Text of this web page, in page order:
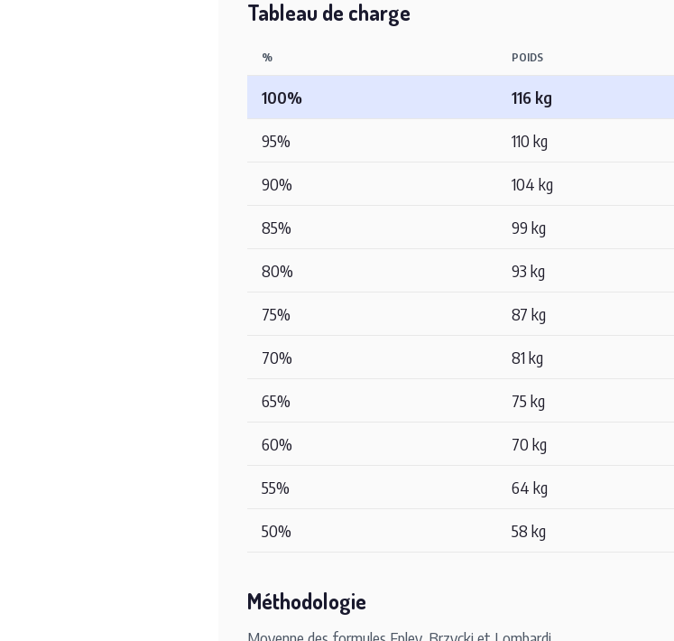
Tableau de charge
% POIDS
100% 116 kg
95% 110 kg
90% 104 kg
85% 99 kg
80% 93 kg
75% 87 kg
70% 81 kg
65% 75 kg
60% 70 kg
55% 64 kg
50% 58 kg
Méthodologie